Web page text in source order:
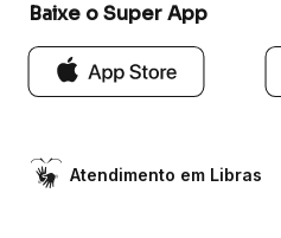
Baixe o Super App
Atendimento em Libras